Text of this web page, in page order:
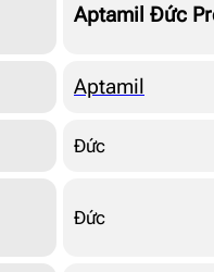
Aptamil Đức
Aptamil
Đức
Đức